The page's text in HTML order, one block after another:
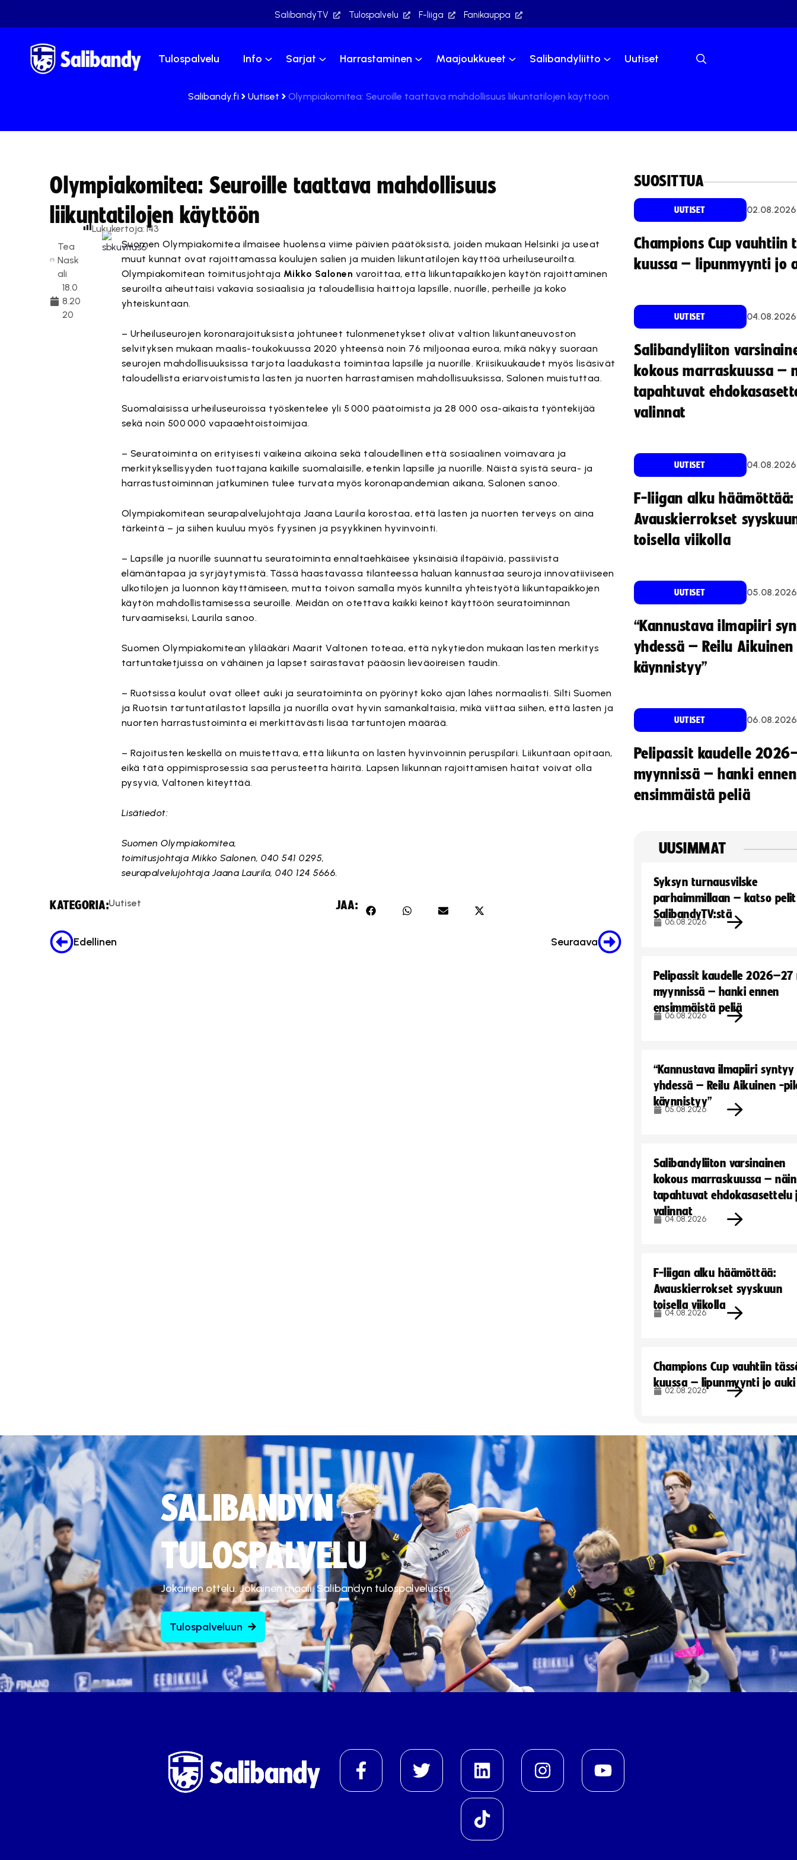
SalibandyTV Tulospalvelu F-liiga Fanikauppa
Tulospalvelu Info Sarjat Harrastaminen Maajoukkueet Salibandyliitto Uutiset
Salibandy.fi Uutiset Olympiakomitea: Seuroille taattava mahdollisuus liikuntatilojen käyttöön
Olympiakomitea: Seuroille taattava mahdollisuus
liikuntatilojen käyttöön
Tea
Nask
ali
18.0
8.20
20
Lukukertoja:143
Suomen Olympiakomitea ilmaisee huolensa viime päivien päätöksistä, joiden mukaan Helsinki ja useat
muut kunnat ovat rajoittamassa koulujen salien ja muiden liikuntatilojen käyttöä urheiluseuroilta.
Olympiakomitean toimitusjohtaja Mikko Salonen varoittaa, että liikuntapaikkojen käytön rajoittaminen
seuroilta aiheuttaisi vakavia sosiaalisia ja taloudellisia haittoja lapsille, nuorille, perheille ja koko
yhteiskuntaan.
– Urheiluseurojen koronarajoituksista johtuneet tulonmenetykset olivat valtion liikuntaneuvoston
selvityksen mukaan maalis-toukokuussa 2020 yhteensä noin 76 miljoonaa euroa, mikä näkyy suoraan
seurojen mahdollisuuksissa tarjota laadukasta toimintaa lapsille ja nuorille. Kriisikuukaudet myös lisäsivät
taloudellista eriarvoistumista lasten ja nuorten harrastamisen mahdollisuuksissa, Salonen muistuttaa.
Suomalaisissa urheiluseuroissa työskentelee yli 5 000 päätoimista ja 28 000 osa-aikaista työntekijää
sekä noin 500 000 vapaaehtoistoimijaa.
– Seuratoiminta on erityisesti vaikeina aikoina sekä taloudellinen että sosiaalinen voimavara ja
merkityksellisyyden tuottajana kaikille suomalaisille, etenkin lapsille ja nuorille. Näistä syistä seura- ja
harrastustoiminnan jatkuminen tulee turvata myös koronapandemian aikana, Salonen sanoo.
Olympiakomitean seurapalvelujohtaja Jaana Laurila korostaa, että lasten ja nuorten terveys on aina
tärkeintä – ja siihen kuuluu myös fyysinen ja psyykkinen hyvinvointi.
– Lapsille ja nuorille suunnattu seuratoiminta ennaltaehkäisee yksinäisiä iltapäiviä, passiivista
elämäntapaa ja syrjäytymistä. Tässä haastavassa tilanteessa haluan kannustaa seuroja innovatiiviseen
ulkotilojen ja luonnon käyttämiseen, mutta toivon samalla myös kunnilta yhteistyötä liikuntapaikkojen
käytön mahdollistamisessa seuroille. Meidän on otettava kaikki keinot käyttöön seuratoiminnan
turvaamiseksi, Laurila sanoo.
Suomen Olympiakomitean ylilääkäri Maarit Valtonen toteaa, että nykytiedon mukaan lasten merkitys
tartuntaketjuissa on vähäinen ja lapset sairastavat pääosin lieväoireisen taudin.
– Ruotsissa koulut ovat olleet auki ja seuratoiminta on pyörinyt koko ajan lähes normaalisti. Silti Suomen
ja Ruotsin tartuntatilastot lapsilla ja nuorilla ovat hyvin samankaltaisia, mikä viittaa siihen, että lasten ja
nuorten harrastustoiminta ei merkittävästi lisää tartuntojen määrää.
– Rajoitusten keskellä on muistettava, että liikunta on lasten hyvinvoinnin peruspilari. Liikuntaan opitaan,
eikä tätä oppimisprosessia saa perusteetta häiritä. Lapsen liikunnan rajoittamisen haitat voivat olla
pysyviä, Valtonen kiteyttää.
Lisätiedot:
Suomen Olympiakomitea,
toimitusjohtaja Mikko Salonen, 040 541 0295,
seurapalvelujohtaja Jaana Laurila, 040 124 5666.
KATEGORIA:Uutiset JAA:
Edellinen Seuraava
SUOSITTUA
UUTISET 02.08.2026
Champions Cup vauhtiin
kuussa – lipunmyynti jo
UUTISET 04.08.2026
Salibandyliiton
kokous marraskuussa –
tapahtuvat
valinnat
UUTISET 04.08.2026
F-liigan alku häämöttää:
Avauskierrokset
toisella viikolla
UUTISET 05.08.2026
“Kannustava ilmapiiri
yhdessä – Reilu
käynnistyy”
UUTISET 06.08.2026
Pelipassit kaudelle
myynnissä – hanki ennen
ensimmäistä peliä
UUSIMMAT
Syksyn turnausvilske
parhaimmillaan – katso pelit
SalibandyTV:stä
06.08.2026
Pelipassit kaudelle
myynnissä – hanki ennen
ensimmäistä peliä
06.08.2026
“Kannustava ilmapiiri syntyy
yhdessä – Reilu Aikuinen -
käynnistyy”
05.08.2026
Salibandyliiton varsinainen
kokous marraskuussa – näin
tapahtuvat ehdokasasettelu
valinnat
04.08.2026
F-liigan alku häämöttää:
Avauskierrokset syyskuun
toisella viikolla
04.08.2026
Champions Cup vauhtiin
kuussa – lipunmyynti jo auki
02.08.2026
SALIBANDYN
TULOSPALVELU
Jokainen ottelu. Jokainen maali. Salibandyn tulospalvelussa.
Tulospalveluun